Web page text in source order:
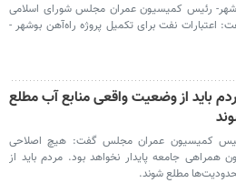
رئیس کمیسیون عمران مجلس شورای اسلامی
اعتبارات نفت برای تکمیل پروژه راه‌آهن بوشهر -
باید از وضعیت واقعی منابع آب مطلع
کمیسیون عمران مجلس گفت: هیچ اصلاحی
همراهی جامعه پایدار نخواهد بود. مردم باید از
مطلع شوند.